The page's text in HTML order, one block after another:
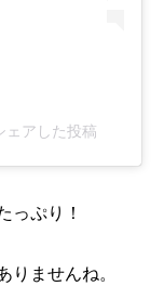
アした投稿
っぷり！
ませんね。